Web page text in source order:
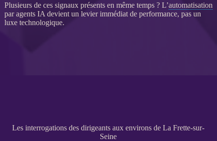
Plusieurs de ces signaux présents en même temps ? L’automatisation
paragents IA devient un levier immédiat de performance, pas un
luxe technologique.
Les interrogations des dirigeants aux environs de La Frette-sur-
Seine